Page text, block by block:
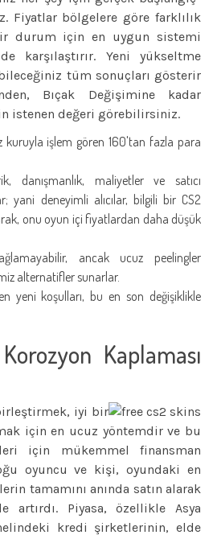
Fiyatlar bölgelere göre farklılık
durum için en uygun sistemi
karşılaştırır. Yeni yükseltme
tüm sonuçları gösterir
Bıçak Değişimine kadar
istenen değeri görebilirsiniz.
kuruyla işlem gören 160'tan fazla para
danışmanlık, maliyetler ve satıcı
yani deneyimli alıcılar, bilgili bir CS2
onu oyun içi fiyatlardan daha düşük
ancak ucuz peelingler
alternatifler sunarlar.
yeni koşulları, bu en son değişiklikle
Kaplaması
iyi bir
için en ucuz yöntemdir ve bu
için mükemmel finansman
oyuncu ve kişi, oyundaki en
tamamını anında satın alarak
artırdı. Piyasa, özellikle Asya
kredi şirketlerinin, elde